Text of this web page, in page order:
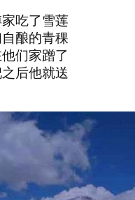
吃了雪莲
酿的青稞
们家蹭了
后他就送